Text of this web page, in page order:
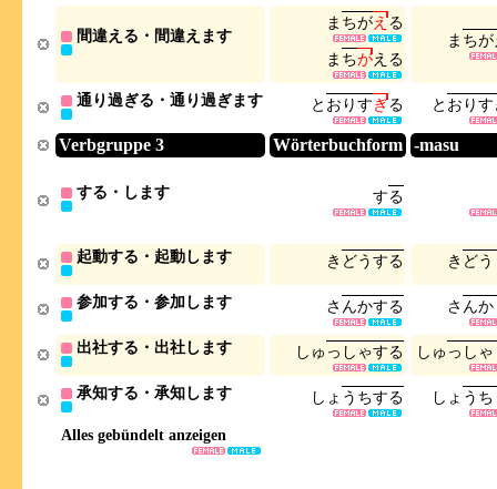
Alles gebündelt anzeigen
間違える・間違えます
ま ちがえる
ま ちがえ る
ま ちが
通り過ぎる・通り過ぎます と お りすぎる と お りす
Verbgruppe 3 Wörterbuchform -masu
する・します する
起動する・起動します き どうする き どう
参加する・参加します さ んかする さ んか
出社する・出社します し ゅ っ し ゃする し ゅ っ し ゃ
承知する・承知します し ょ う ちする し ょ う ち